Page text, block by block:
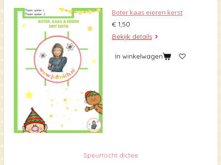
Boter kaas eieren kerst
€ 1,50
Bekijk details
In winkelwagen
Speurtocht dictee